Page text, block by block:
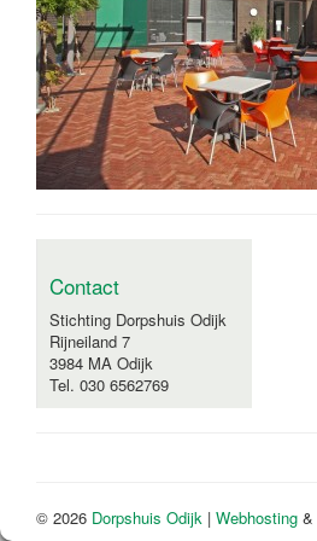
Contact
Stichting Dorpshuis Odijk
Rijneiland 7
3984 MA Odijk
Tel. 030 6562769
© 2026 Dorpshuis Odijk | Webhosting &